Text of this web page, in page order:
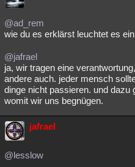
@ad_rem
wie du es erklärst leuchtet es ein
@jafrael
ja, wir tragen eine
andere auch. jeder mensch
dinge nicht passieren. und dazu
womit wir uns begnügen.
jafrael
@lesslow